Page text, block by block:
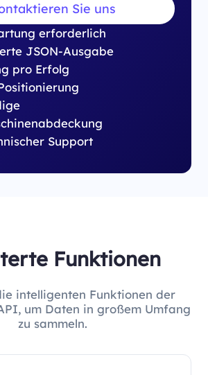
Sie uns
erforderlich
JSON-Ausgabe
pro Erfolg
Support
Funktionen
intelligenten Funktionen der
um Daten in großem Umfang
zu sammeln.